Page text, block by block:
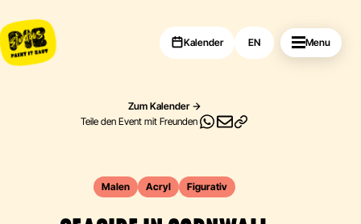
Kalender EN Menu
Zum Kalender
Teile den Event mit Freunden
Malen Acryl Figurativ